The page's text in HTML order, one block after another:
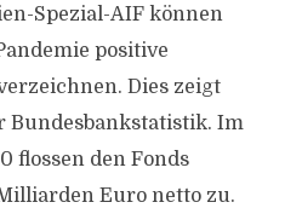
Spezial-AIF können
positive
Dies zeigt
Bundesbankstatistik. Im
flossen den Fonds
Euro netto zu.